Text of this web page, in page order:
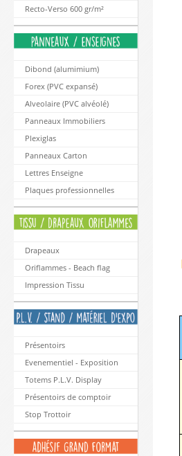
Recto-Verso 600 gr/m²
Dibond (alumimium)
Forex (PVC expansé)
Alveolaire (PVC alvéolé)
Panneaux Immobiliers
Plexiglas
Panneaux Carton
Lettres Enseigne
Plaques professionnelles
Drapeaux
Oriflammes - Beach flag
Impression Tissu
Présentoirs
Evenementiel - Exposition
Totems P.L.V. Display
Présentoirs de comptoir
Stop Trottoir